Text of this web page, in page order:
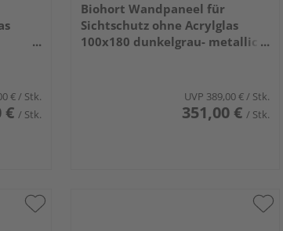
€/ Stk.
€ / Stk.
Biohort Wandpaneel für
Sichtschutz ohne Acrylglas
100x180 dunkelgrau- metallic
UVP 389,00 €/ Stk.
351,00 € / Stk.